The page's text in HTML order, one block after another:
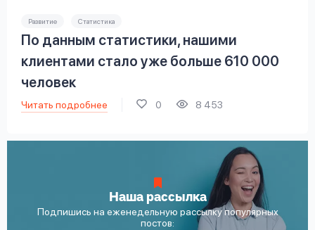
Развитие Статистика
По данным статистики, нашими
клиентами стало уже больше 610 000
человек
Читать подробнее 0 8 453
Наша рассылка
Подпишись на еженедельную рассылку популярных
постов: